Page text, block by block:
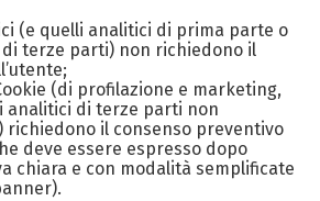
(e quelli analitici di prima parte o
terze parti) non richiedono il
(di profilazione e marketing,
analitici di terze parti non
richiedono il consenso preventivo
deve essere espresso dopo
chiara e con modalità semplificate